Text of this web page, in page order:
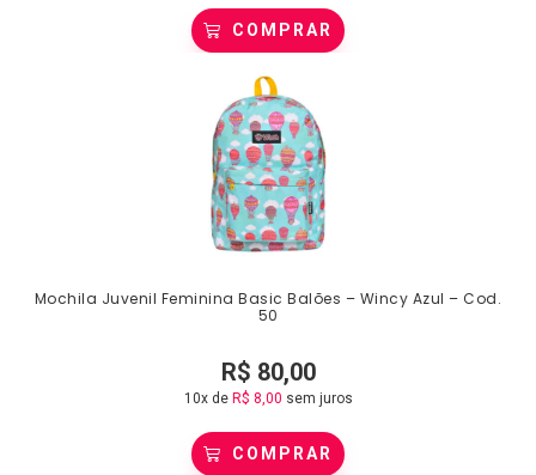
COMPRAR
Mochila Juvenil Feminina Basic Balões – Wincy Azul – Cod.
50
R$ 80,00
10x de R$ 8,00 sem juros
COMPRAR